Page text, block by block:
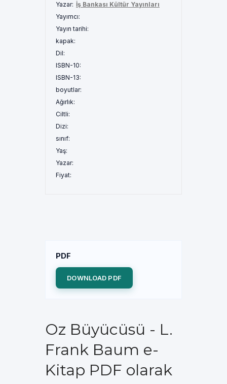
Yazar: İş Bankası Kültür Yayınları
Yayımcı:
Yayın tarihi:
kapak:
Dil:
ISBN-10:
ISBN-13:
boyutlar:
Ağırlık:
Ciltli:
Dizi:
sınıf:
Yaş:
Yazar:
Fiyat:
PDF
DOWNLOAD PDF
Oz Büyücüsü - L.
Frank Baum e-
Kitap PDF olarak